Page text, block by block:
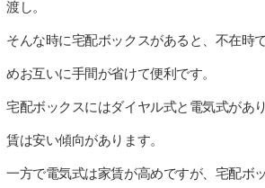
渡し。
そんな時に宅配ボックスがあると、不在時
めお互いに手間が省けて便利です。
宅配ボックスにはダイヤル式と電気式があ
賃は安い傾向があります。
一方で電気式は家賃が高めですが、宅配ボ